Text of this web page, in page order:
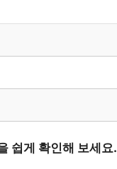
쉽게 확인해 보세요.